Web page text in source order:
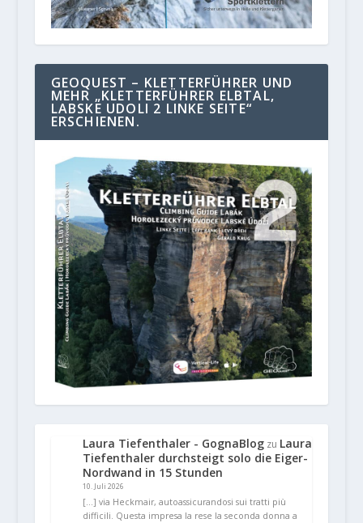
GEOQUEST – KLETTERFÜHRER UND
MEHR „KLETTERFÜHRER ELBTAL,
LABSKE UDOLI 2 LINKE SEITE“
ERSCHIENEN.
Laura Tiefenthaler - GognaBlogzu Laura
Tiefenthaler durchsteigt solo die Eiger-
Nordwand in 15 Stunden
10. Juli 2026
[…] via Heckmair, autoassicurandosi sui tratti più
difficili. Questa impresa la rese la seconda donna a